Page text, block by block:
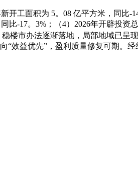
面积为 5。08 亿平方米，同比-
-17。3%；（4）2026年开辟投资
楼市办法逐渐落地，局部地域已呈
效益优先”，盈利质量修复可期。